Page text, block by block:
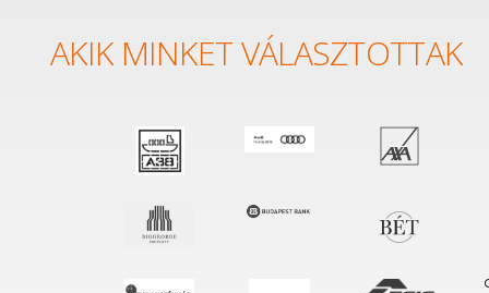
AKIK MINKET VÁLASZTOTTAK